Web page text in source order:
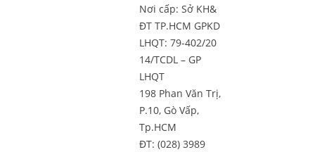
Nơi cấp: Sở KH&
ĐT TP.HCM GPKD
LHQT: 79-402/20
14/TCDL – GP
LHQT
198 Phan Văn Trị,
P.10, Gò Vấp,
Tp.HCM
ĐT: (028) 3989